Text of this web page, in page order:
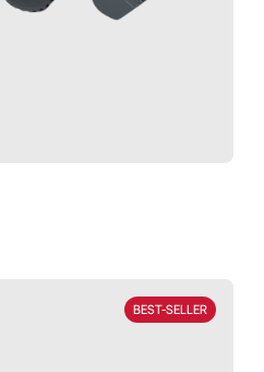
BEST-SELLER